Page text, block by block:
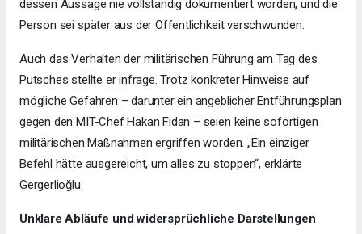
dessen Aussage nie vollständig dokumentiert worden, und die
Person sei später aus der Öffentlichkeit verschwunden.
Auch das Verhalten der militärischen Führung am Tag des
Putsches stellte er infrage. Trotz konkreter Hinweise auf
mögliche Gefahren – darunter ein angeblicher Entführungsplan
gegen den MIT-Chef Hakan Fidan – seien keine sofortigen
militärischen Maßnahmen ergriffen worden. „Ein einziger
Befehl hätte ausgereicht, um alles zu stoppen“, erklärte
Gergerlioğlu.
Unklare Abläufe und widersprüchliche Darstellungen